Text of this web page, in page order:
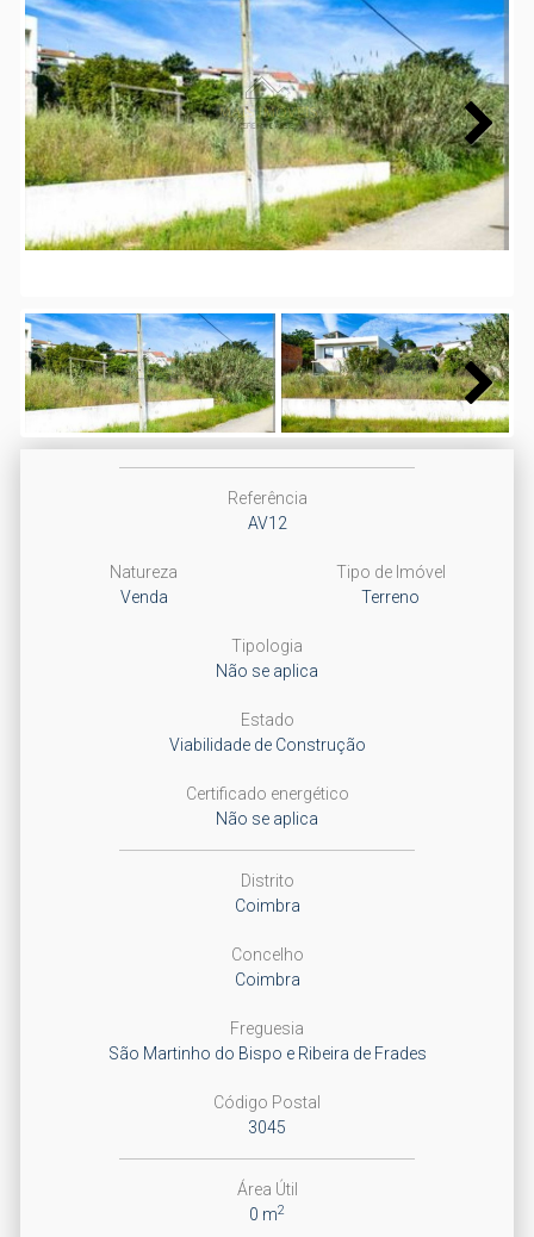
Next
Next
Referência
AV12
Natureza
Venda
Tipo de Imóvel
Terreno
Tipologia
Não se aplica
Estado
Viabilidade de Construção
Certificado energético
Não se aplica
Distrito
Coimbra
Concelho
Coimbra
Freguesia
São Martinho do Bispo e Ribeira de Frades
Código Postal
3045
Área Útil
0 m2